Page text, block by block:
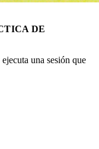
DE
una sesión que